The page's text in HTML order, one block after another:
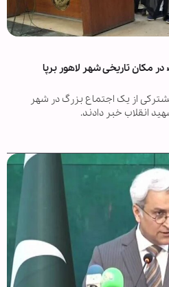
مکان تاریخی شهر لاهور برپا
از یک اجتماع بزرگ در شهر
انقلاب خبر دادند.